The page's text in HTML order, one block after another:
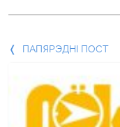
Папярэдні
наступны
ПАПЯРЭДНІ ПОСТ